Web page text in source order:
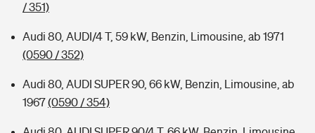
/ 351)
Audi 80, AUDI/4 T, 59 kW, Benzin, Limousine, ab 1971
(0590 / 352)
Audi 80, AUDI SUPER 90, 66 kW, Benzin, Limousine, ab
1967(0590 / 354)